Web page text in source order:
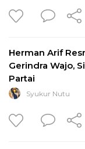
Herman Arif
Gerindra Wajo,
Partai
Syukur Nutu